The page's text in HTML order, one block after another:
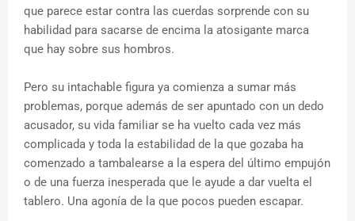
que parece estar contra las cuerdas sorprende con su
habilidad para sacarse de encima la atosigante marca
que hay sobre sus hombros.
Pero su intachable figura ya comienza a sumar más
problemas, porque además de ser apuntado con un dedo
acusador, su vida familiar se ha vuelto cada vez más
complicada y toda la estabilidad de la que gozaba ha
comenzado a tambalearse a la espera del último empujón
o de una fuerza inesperada que le ayude a dar vuelta el
tablero. Una agonía de la que pocos pueden escapar.